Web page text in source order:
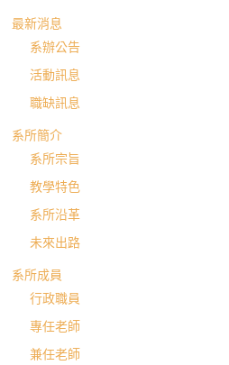
最新消息
系辦公告
活動訊息
職缺訊息
系所簡介
系所宗旨
教學特色
系所沿革
未來出路
系所成員
行政職員
專任老師
兼任老師